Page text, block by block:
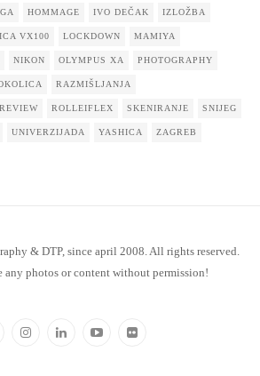
HOMMAGE IVO DEČAK IZLOŽBA
VX100 LOCKDOWN MAMIYA
NIKON OLYMPUS XA PHOTOGRAPHY
RAZMIŠLJANJA
REVIEW ROLLEIFLEX SKENIRANJE SNIJEG
UNIVERZIJADA YASHICA ZAGREB
& DTP, since april 2008. All rights reserved.
any photos or content without permission!